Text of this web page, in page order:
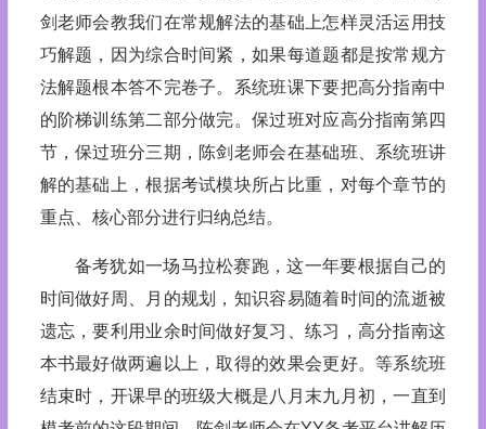
剑老师会教我们在常规解法的基础上怎样灵活运用技
巧解题，因为综合时间紧，如果每道题都是按常规方
法解题根本答不完卷子。系统班课下要把高分指南中
的阶梯训练第二部分做完。保过班对应高分指南第四
节，保过班分三期，陈剑老师会在基础班、系统班讲
解的基础上，根据考试模块所占比重，对每个章节的
重点、核心部分进行归纳总结。
备考犹如一场马拉松赛跑，这一年要根据自己的
时间做好周、月的规划，知识容易随着时间的流逝被
遗忘，要利用业余时间做好复习、练习，高分指南这
本书最好做两遍以上，取得的效果会更好。等系统班
结束时，开课早的班级大概是八月末九月初，一直到